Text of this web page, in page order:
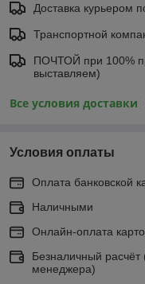
Доставка курьером
Транспортной
ПОЧТОЙ при 100%
выставляем)
Все условия доставки
Условия оплаты
Оплата банковской
Наличными
Онлайн-оплата
Безналичный расчёт
менеджера)